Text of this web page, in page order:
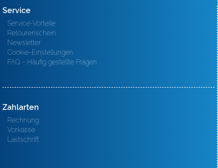
Service
Service-Vorteile
Retourenschein
Newsletter
Cookie-Einstellungen
FAQ - Häufig gestellte Fragen
Zahlarten
Rechnung
Vorkasse
Lastschrift